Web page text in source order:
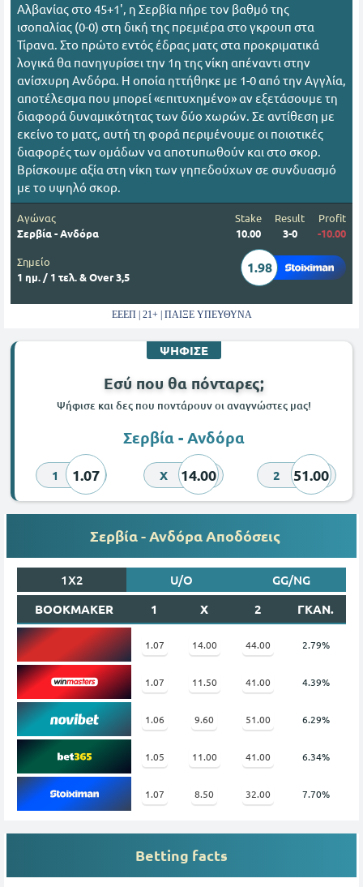
Αλβανίας στο 45+1', η Σερβία πήρε τον βαθμό της
ισοπαλίας (0-0) στη δική της πρεμιέρα στο γκρουπ στα
Τίρανα. Στο πρώτο εντός έδρας ματς στα προκριματικά
λογικά θα πανηγυρίσει την 1η της νίκη απέναντι στην
ανίσχυρη Ανδόρα. Η οποία ηττήθηκε με 1-0 από την Αγγλία,
αποτέλεσμα που μπορεί «επιτυχημένο» αν εξετάσουμε τη
διαφορά δυναμικότητας των δύο χωρών. Σε αντίθεση με
εκείνο το ματς, αυτή τη φορά περιμένουμε οι ποιοτικές
διαφορές των ομάδων να αποτυπωθούν και στο σκορ.
Βρίσκουμε αξία στη νίκη των γηπεδούχων σε συνδυασμό
με το υψηλό σκορ.
Αγώνας
Σερβία - Ανδόρα
Stake
10.00
Result
3-0
Profit
-10.00
Σημείο
1 ημ. / 1 τελ. & Over 3,5
1.98
ΕΕΕΠ | 21+ | ΠΑΙΞΕ ΥΠΕΥΘΥΝΑ
ΨΗΦΙΣΕ
Εσύ που θα πόνταρες;
Ψήφισε και δες που ποντάρουν οι αναγνώστες μας!
Σερβία - Ανδόρα
1 1.07 X 14.00 2 51.00
Σερβία - Ανδόρα Αποδόσεις
1X2 U/O
GG/NG
BOOKMAKER
1 X 2 ΓΚΑΝ.
1.07 14.00 44.00 2.79%
1.07 11.50 41.00 4.39%
1.06 9.60 51.00 6.29%
1.05 11.00 41.00 6.34%
1.07 8.50 32.00 7.70%
Betting facts